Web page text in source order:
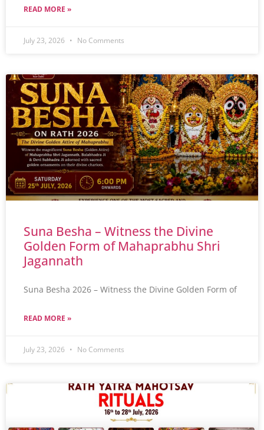
READ MORE »
July 23, 2026 No Comments
Suna Besha – Witness the Divine
Golden Form of Mahaprabhu Shri
Jagannath
Suna Besha 2026 – Witness the Divine Golden Form of
READ MORE »
July 23, 2026 No Comments